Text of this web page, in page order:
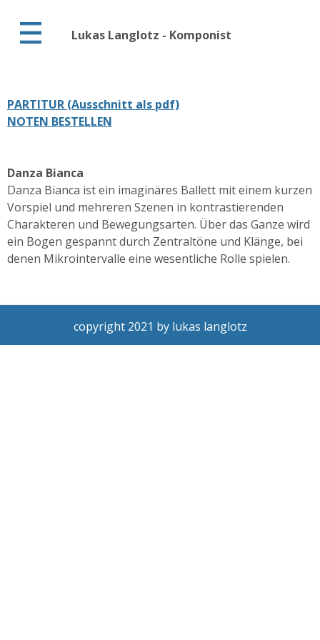
Lukas Langlotz - Komponist
PARTITUR (Ausschnitt als pdf)
NOTEN BESTELLEN
Danza Bianca
Danza Bianca ist ein imaginäres Ballett mit einem kurzen
Vorspiel und mehreren Szenen in kontrastierenden
Charakteren und Bewegungsarten. Über das Ganze wird
ein Bogen gespannt durch Zentraltöne und Klänge, bei
denen Mikrointervalle eine wesentliche Rolle spielen.
copyright 2021 by lukas langlotz